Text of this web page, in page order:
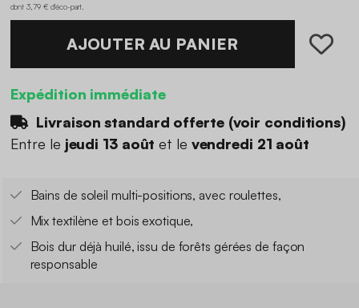
dont 3,79 € d'éco-part
AJOUTER AU PANIER
Expédition immédiate
Livraison standard offerte (voir conditions)
Entre le jeudi 13 août et le vendredi 21 août
Bains de soleil multi-positions, avec roulettes,
Mix textilène et bois exotique,
Bois dur déjà huilé, issu de forêts gérées de façon
responsable